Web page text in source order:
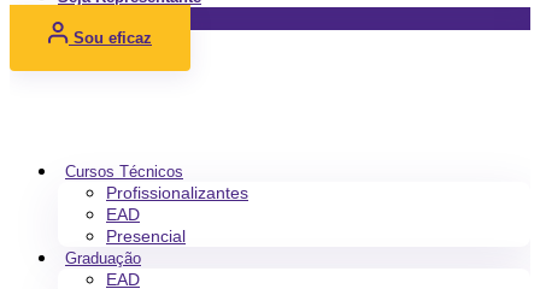
Sou eficaz
Cursos Técnicos
Profissionalizantes
EAD
Presencial
Graduação
EAD